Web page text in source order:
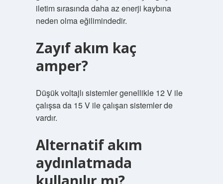
iletim sırasında daha az enerji kaybına
neden olma eğilimindedir.
Zayıf akım kaç
amper?
Düşük voltajlı sistemler genellikle 12 V ile
çalışsa da 15 V ile çalışan sistemler de
vardır.
Alternatif akım
aydınlatmada